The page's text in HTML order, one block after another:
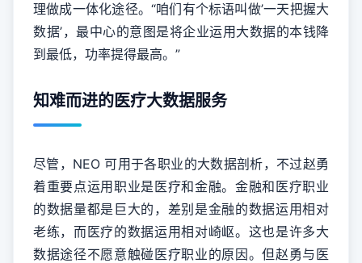
理做成一体化途径。“咱们有个标语叫做’一天把握大
数据’，最中心的意图是将企业运用大数据的本钱降
到最低，功率提得最高。”
知难而进的医疗大数据服务
尽管，NEO 可用于各职业的大数据剖析，不过赵勇
着重要点运用职业是医疗和金融。金融和医疗职业
的数据量都是巨大的，差别是金融的数据运用相对
老练，而医疗的数据运用相对崎岖。这也是许多大
数据途径不愿意触碰医疗职业的原因。但赵勇与医